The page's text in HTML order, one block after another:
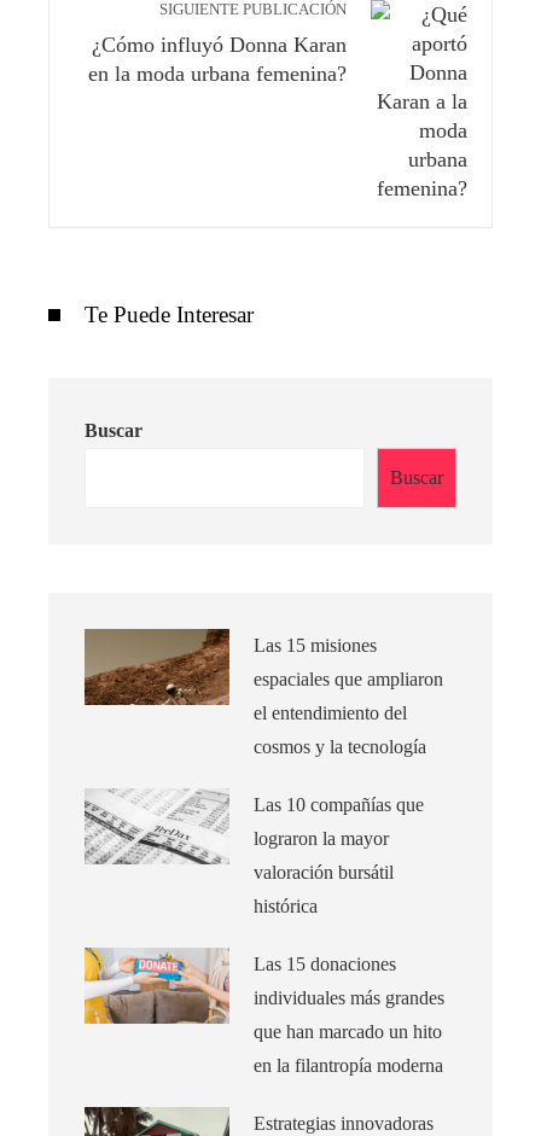
SIGUIENTE PUBLICACIÓN
¿Cómo influyó Donna Karan
en la moda urbana femenina?
Te Puede Interesar
Buscar
Buscar
Las 15 misiones
espaciales que ampliaron
el entendimiento del
cosmos y la tecnología
Las 10 compañías que
lograron la mayor
valoración bursátil
histórica
Las 15 donaciones
individuales más grandes
que han marcado un hito
en la filantropía moderna
Estrategias innovadoras